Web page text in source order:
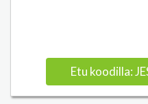
Etu koodilla: